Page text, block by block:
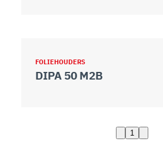
FOLIEHOUDERS
DIPA 50 M2B
1